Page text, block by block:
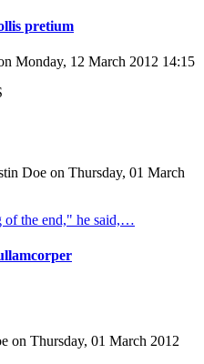
pretium
Monday, 12 March 2012 14:15
Doe on Thursday, 01 March
of the end," he said,…
on Thursday, 01 March 2012